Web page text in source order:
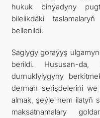
hukuk binýadyny
bilelikdäki
bellenildi.
Saglygy goraýyş
berildi. Hususan-da,
durnuklylygyny
derman serişdelerini
almak, şeýle hem ilatyň
maksatnamalary